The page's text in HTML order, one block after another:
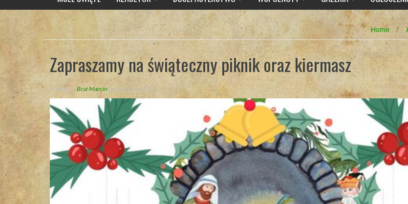
Home /
Zapraszamy na świąteczny piknik oraz kiermasz
Posted ByBrat Marcin on 2 grudnia 2024